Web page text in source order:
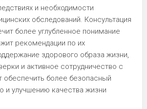
и необходимости
обследований. Консультация
более углубленное понимание
рекомендации по их
здорового образа жизни,
и активное сотрудничество с
обеспечить более безопасный
и улучшению качества жизни